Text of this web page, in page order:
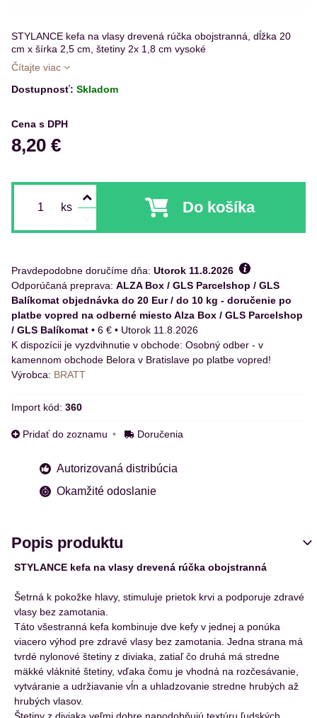
STYLANCE kefa na vlasy drevená rúčka obojstranná, dĺžka 20
cm x šírka 2,5 cm, štetiny 2x 1,8 cm vysoké
Čítajte viac
Dostupnosť: Skladom
Cena s DPH
8,20 €
ks Do košíka
Pravdepodobne doručíme dňa: Utorok 11.8.2026
ALZA Box / GLS Parcelshop / GLS
Balíkomat objednávka do 20 Eur / do 10 kg - doručenie po
platbe vopred na odberné miesto Alza Box / GLS Parcelshop
/ GLS Balíkomat • 6 € • Utorok 11.8.2026
Osobný odber - v
kamennom obchode Belora v Bratislave po platbe vopred!
Výrobca: BRATT
Import kód: 360
Pridať do zoznamu Doručenia
Autorizovaná distribúcia
Okamžité odoslanie
Popis produktu
STYLANCE kefa na vlasy drevená rúčka obojstranná
Šetrná k pokožke hlavy, stimuluje prietok krvi a podporuje zdravé
vlasy bez zamotania.
Táto všestranná kefa kombinuje dve kefy v jednej a ponúka
viacero výhod pre zdravé vlasy bez zamotania. Jedna strana má
tvrdé nylonové štetiny z diviaka, zatiaľ čo druhá má stredne
mäkké vláknité štetiny, vďaka čomu je vhodná na rozčesávanie,
vytváranie a udržiavanie vĺn a uhladzovanie stredne hrubých až
hrubých vlasov.